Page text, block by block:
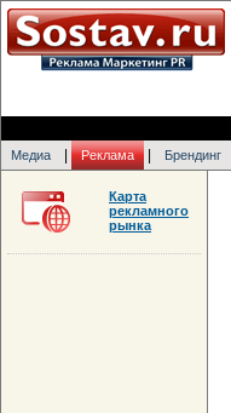
Медиа Реклама Брендинг
Карта
рекламного
рынка